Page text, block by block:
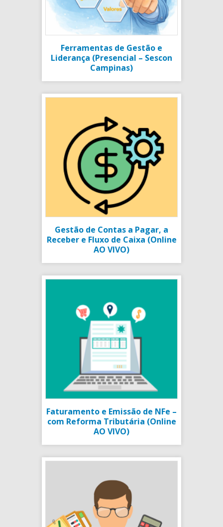
Ferramentas de Gestão e
Liderança (Presencial – Sescon
Campinas)
Gestão de Contas a Pagar, a
Receber e Fluxo de Caixa (Online
AO VIVO)
Faturamento e Emissão de NFe –
com Reforma Tributária (Online
AO VIVO)